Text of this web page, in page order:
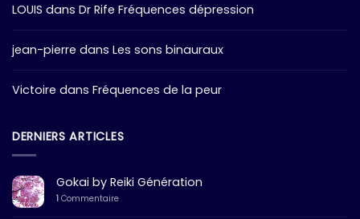
LOUIS dans Dr Rife Fréquences dépression
jean-pierre dans Les sons binauraux
Victoire dans Fréquences de la peur
DERNIERS ARTICLES
Gokai by Reiki Génération
1 Commentaire